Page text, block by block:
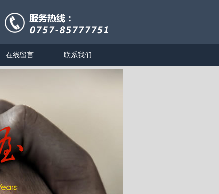
在线留言 联系我们